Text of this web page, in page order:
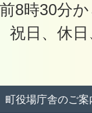
8時30分
祝日、休
町役場庁舎のご案